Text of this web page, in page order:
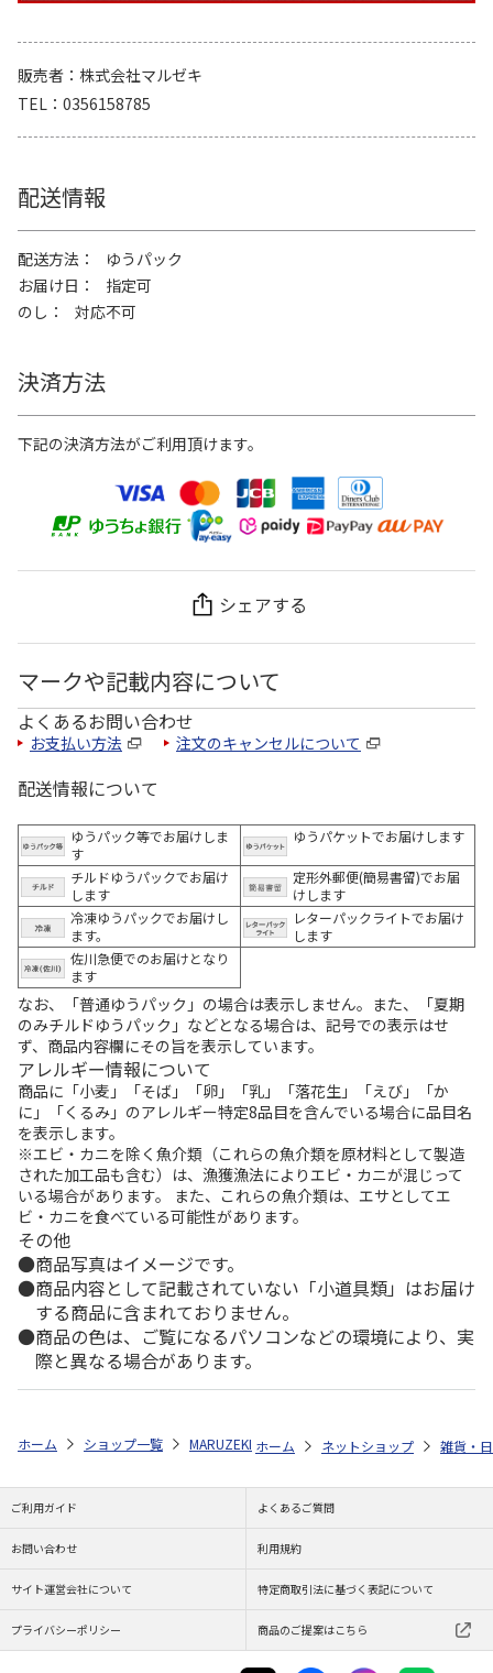
販売者
株式会社マルゼキ
TEL
0356158785
配送情報
配送方法
ゆうパック
お届け日
指定可
のし
対応不可
決済方法
下記の決済方法がご利用頂けます。
シェアする
マークや記載内容について
よくあるお問い合わせ
お支払い方法 注文のキャンセルについて
配送情報について
ゆうパック等でお届けしま
す
ゆうパケットでお届けします
チルドゆうパックでお届け
します
定形外郵便(簡易書留)でお届
けします
冷凍ゆうパックでお届けし
ます。
レターパックライトでお届け
します
佐川急便でのお届けとなり
ます
なお、「普通ゆうパック」の場合は表示しません。また、「夏期
のみチルドゆうパック」などとなる場合は、記号での表示はせ
ず、商品内容欄にその旨を表示しています。
アレルギー情報について
商品に「小麦」「そば」「卵」「乳」「落花生」「えび」「か
に」「くるみ」のアレルギー特定8品目を含んでいる場合に品目名
を表示します。
※エビ・カニを除く魚介類（これらの魚介類を原材料として製造
された加工品も含む）は、漁獲漁法によりエビ・カニが混じって
いる場合があります。 また、これらの魚介類は、エサとしてエ
ビ・カニを食べている可能性があります。
その他
商品写真はイメージです。
商品内容として記載されていない「小道具類」はお届け
する商品に含まれておりません。
商品の色は、ご覧になるパソコンなどの環境により、実
際と異なる場合があります。
ホーム ショップ一覧 MARUZEKI コウペンちゃん × カオル
ホーム ネットショップ 雑貨・
ご利用ガイド よくあるご質問
お問い合わせ 利用規約
サイト運営会社について 特定商取引法に基づく表記について
プライバシーポリシー 商品のご提案はこちら